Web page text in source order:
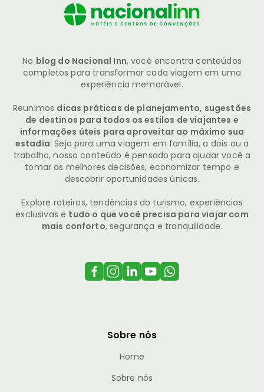
No blog do Nacional Inn, você encontra conteúdos
completos para transformar cada viagem em uma
experiência memorável.
Reunimos dicas práticas de planejamento, sugestões
de destinos para todos os estilos de viajantes e
informações úteis para aproveitar ao máximo sua
estadia. Seja para uma viagem em família, a dois ou a
trabalho, nosso conteúdo é pensado para ajudar você a
tomar as melhores decisões, economizar tempo e
descobrir oportunidades únicas.
Explore roteiros, tendências do turismo, experiências
exclusivas e tudo o que você precisa para viajar com
mais conforto, segurança e tranquilidade.
Sobre nós
Home
Sobre nós